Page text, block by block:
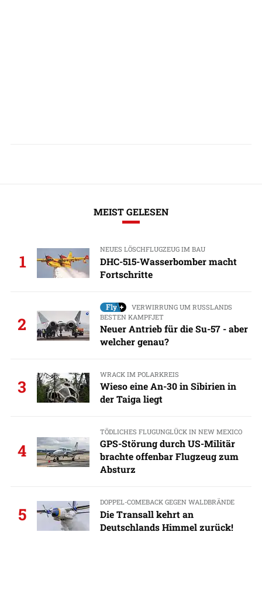
MEIST GELESEN
1
NEUES LÖSCHFLUGZEUG IM BAU
DHC-515-Wasserbomber macht
Fortschritte
2
VERWIRRUNG UM RUSSLANDS
BESTEN KAMPFJET
Neuer Antrieb für die Su-57 - aber
welcher genau?
3
WRACK IM POLARKREIS
Wieso eine An-30 in Sibirien in
der Taiga liegt
4
TÖDLICHES FLUGUNGLÜCK IN NEW MEXICO
GPS-Störung durch US-Militär
brachte offenbar Flugzeug zum
Absturz
5
DOPPEL-COMEBACK GEGEN WALDBRÄNDE
Die Transall kehrt an
Deutschlands Himmel zurück!